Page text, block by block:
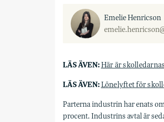
Emelie Henricson
LÄS ÄVEN:Här är
LÄS ÄVEN:Lönelyftet för
Parterna industrin har enats
procent. Industrins avtal är